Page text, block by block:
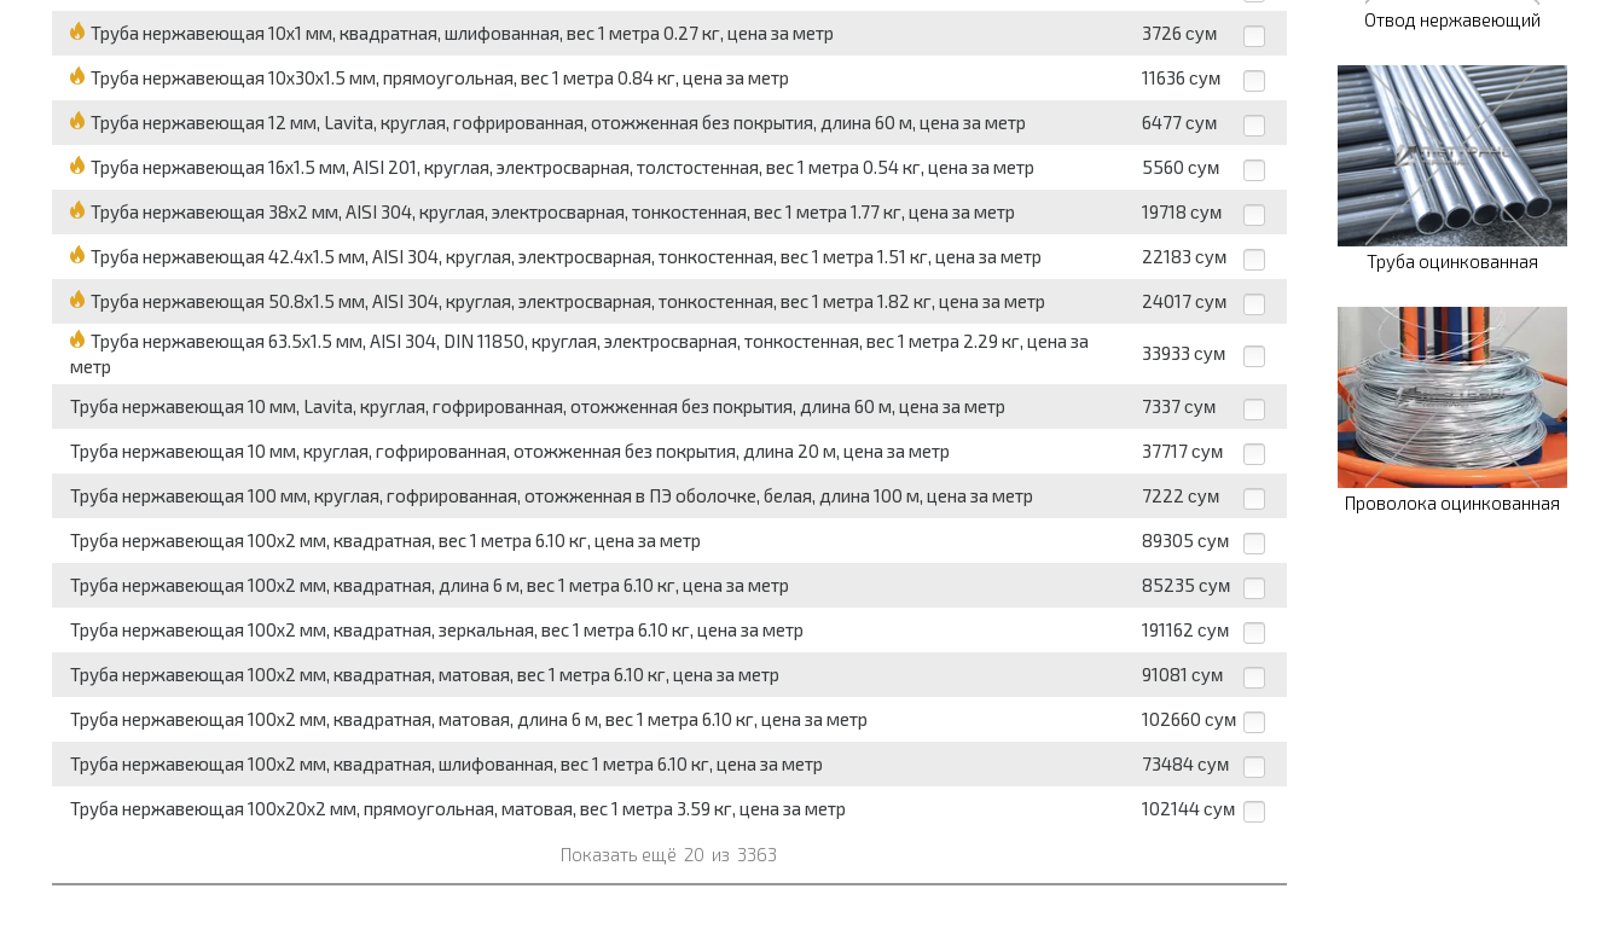
Труба нержавеющая 10x1 мм, квадратная, шлифованная, вес 1 метра 0.27 кг, цена за метр 3726 сум
Труба нержавеющая 10x30x1.5 мм, прямоугольная, вес 1 метра 0.84 кг, цена за метр 11636 сум
Труба нержавеющая 12 мм, Lavita, круглая, гофрированная, отожженная без покрытия, длина 60 м, цена за метр 6477 сум
Труба нержавеющая 16x1.5 мм, AISI 201, круглая, электросварная, толстостенная, вес 1 метра 0.54 кг, цена за метр 5560 сум
Труба нержавеющая 38x2 мм, AISI 304, круглая, электросварная, тонкостенная, вес 1 метра 1.77 кг, цена за метр 19718 сум
Труба нержавеющая 42.4x1.5 мм, AISI 304, круглая, электросварная, тонкостенная, вес 1 метра 1.51 кг, цена за метр 22183 сум
Труба нержавеющая 50.8x1.5 мм, AISI 304, круглая, электросварная, тонкостенная, вес 1 метра 1.82 кг, цена за метр 24017 сум
Труба нержавеющая 63.5x1.5 мм, AISI 304, DIN 11850, круглая, электросварная, тонкостенная, вес 1 метра 2.29 кг, цена за
метр
33933 сум
Труба нержавеющая 10 мм, Lavita, круглая, гофрированная, отожженная без покрытия, длина 60 м, цена за метр 7337 сум
Труба нержавеющая 10 мм, круглая, гофрированная, отожженная без покрытия, длина 20 м, цена за метр 37717 сум
Труба нержавеющая 100 мм, круглая, гофрированная, отожженная в ПЭ оболочке, белая, длина 100 м, цена за метр 7222 сум
Труба нержавеющая 100x2 мм, квадратная, вес 1 метра 6.10 кг, цена за метр 89305 сум
Труба нержавеющая 100x2 мм, квадратная, длина 6 м, вес 1 метра 6.10 кг, цена за метр 85235 сум
Труба нержавеющая 100x2 мм, квадратная, зеркальная, вес 1 метра 6.10 кг, цена за метр 191162 сум
Труба нержавеющая 100x2 мм, квадратная, матовая, вес 1 метра 6.10 кг, цена за метр 91081 сум
Труба нержавеющая 100x2 мм, квадратная, матовая, длина 6 м, вес 1 метра 6.10 кг, цена за метр 102660 сум
Труба нержавеющая 100x2 мм, квадратная, шлифованная, вес 1 метра 6.10 кг, цена за метр 73484 сум
Труба нержавеющая 100x20x2 мм, прямоугольная, матовая, вес 1 метра 3.59 кг, цена за метр 102144 сум
Показать ещё 20 из 3363
Отвод нержавеющий
Труба оцинкованная
Проволока оцинкованная